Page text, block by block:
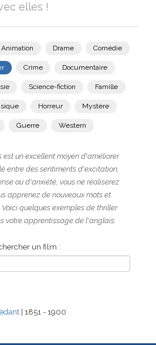
elles !
Animation Drame Comédie
Crime Documentaire
Science-fiction Famille
Horreur Mystère
Guerre Western
est un excellent moyen d'améliorer
entre des sentiments d'excitation,
ou d'anxiété, vous ne réaliserez
apprenez de nouveaux mots et
quelques exemples de thriller
votre apprentissage de l'anglais.
un film :
| 1851 - 1900